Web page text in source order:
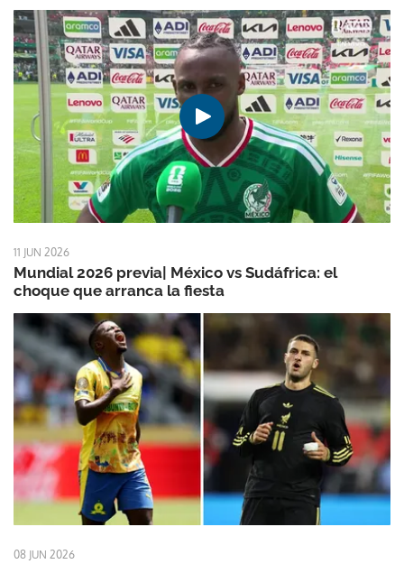
11 JUN 2026
Mundial 2026 previa| México vs Sudáfrica: el
choque que arranca la fiesta
08 JUN 2026